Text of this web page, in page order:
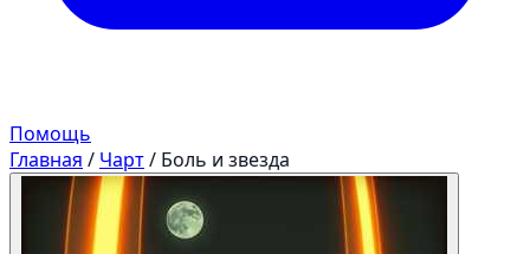
Помощь
Главная / Чарт/ Боль и звезда